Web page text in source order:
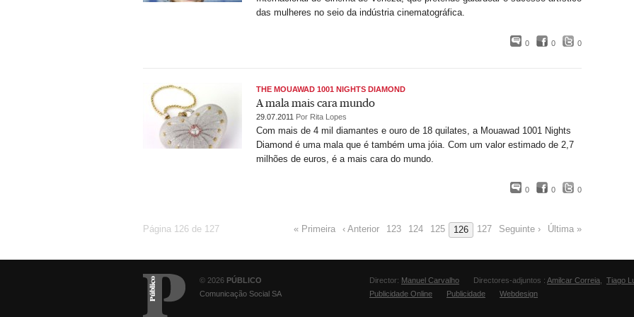
das mulheres no seio da indústria cinematográfica.
0 0 0
THE MOUAWAD 1001 NIGHTS DIAMOND
A mala mais cara mundo
29.07.2011 Por Rita Lopes
Com mais de 4 mil diamantes e ouro de 18 quilates, a Mouawad 1001 Nights
Diamond é uma mala que é também uma jóia. Com um valor estimado de 2,7
milhões de euros, é a mais cara do mundo.
0 0 0
Página 126 de 127 « Primeira ‹ Anterior 123 124 125 126 127 Seguinte › Última »
© 2026 PÚBLICO
Comunicação Social SA
Director: Manuel Carvalho Directores-adjuntos : Amilcar Correia Tiago
Publicidade Online
Publicidade Webdesign